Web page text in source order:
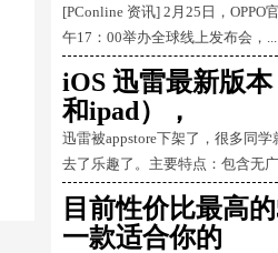
[PConline 资讯] 2月25日，OPPO
午17：00举办全球线上发布会，...
iOS 迅雷最新版
和ipad），
迅雷被appstore下架了，很多同
去了乐趣了。主要特点：包含无
目前性价比最高
一款适合你的